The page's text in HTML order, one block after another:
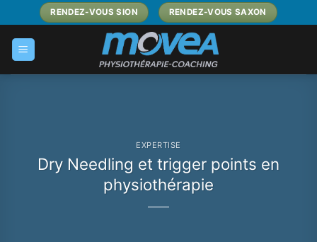
au
contenu
RENDEZ-VOUS SION RENDEZ-VOUS SAXON
EXPERTISE
Dry Needling et trigger points en
physiothérapie